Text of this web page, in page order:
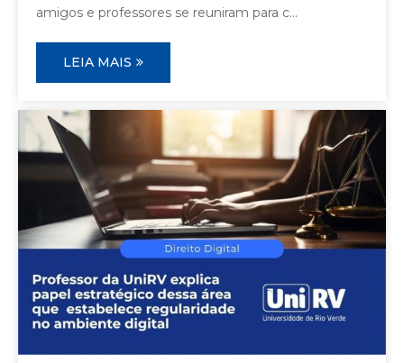
amigos e professores se reuniram para c...
LEIA MAIS